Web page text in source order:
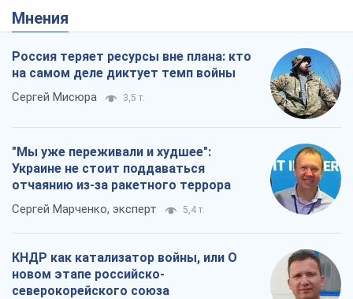
Мнения
Россия теряет ресурсы вне плана: кто
на самом деле диктует темп войны
Сергей Мисюра 3,5 т.
"Мы уже переживали и худшее":
Украине не стоит поддаваться
отчаянию из-за ракетного террора
Сергей Марченко, эксперт 5,4 т.
КНДР как катализатор войны, или О
новом этапе российско-
северокорейского союза